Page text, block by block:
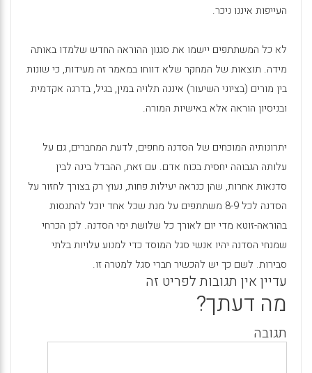
העייפות איננו ניכר.
לא כל המשתתפים יישמו את סגנון ההוראה החדש שלמדו באותה
מידה. תוצאות של המחקר שלא דווחו במאמר זה מעידות, כי שונות
בין מורים (בציוני השיעור) איננה תלויה במין, בגיל, בדרגה אקדמית
ובניסיון הוראה אלא באישיות המורה.
יתרונותיה המוכחים של הסדנה מחפים, לדעת המחברים, גם על
עלותה הגבוהה יחסית בכוח אדם. עם זאת, ההבדל בינה לבין
סדנאות אחרות, שהן כנראה יעילות פחות, נעוץ רק בצורך לחזור על
הסדנה לכל 8-9 משתתפים על מנת שכל אחד יוכל להתנסות
בהוראה-זוטא מדי יום לאורך כל שלושת ימי הסדנה. לכן הכרחי
שמנחי הסדנה יהיו אנשי סגל המוסד כדי למנוע עלויות בלתי
סבירות. לשם כך יש להכשיר חברי סגל למטרה זו.
עדיין אין תגובות לפריט זה
מה דעתך?
תגובה